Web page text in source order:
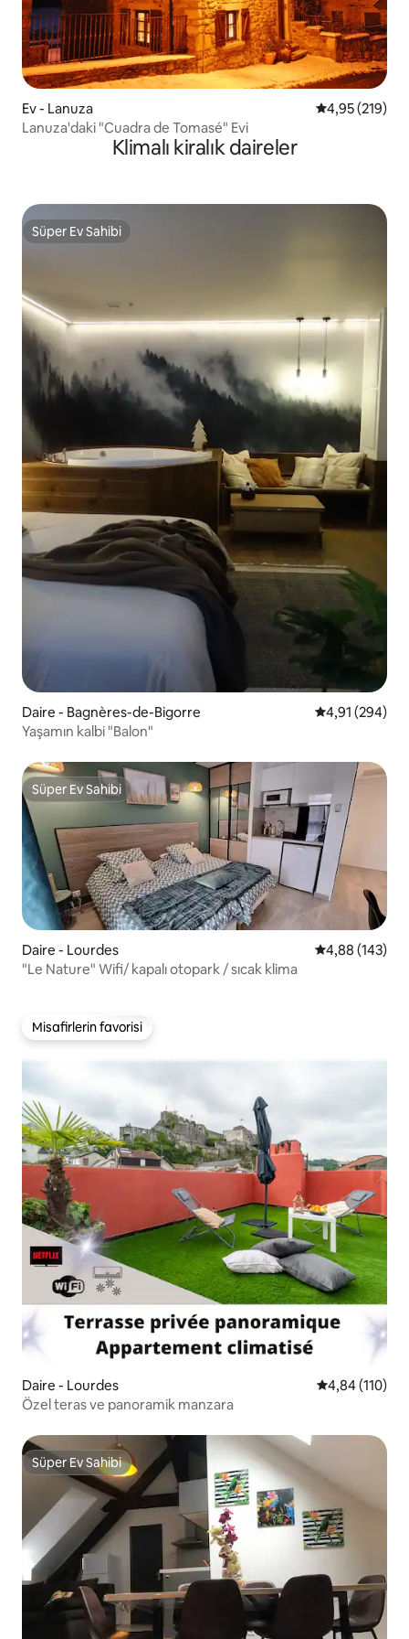
Ev - Lanuza 5 üzerinden
4,95 (219)
Lanuza'daki "Cuadra de Tomasé" Evi
Klimalı kiralık daireler
Süper Ev Sahibi
Süper Ev Sahibi
Daire - Bagnères-de-Bigorre 5 üzerinden
4,91 (294)
Yaşamın kalbi "Balon"
Süper Ev Sahibi
Süper Ev Sahibi
Daire - Lourdes 5 üzerinden
4,88 (143)
"Le Nature" Wifi/ kapalı otopark / sıcak klima
Misafirlerin favorisi
Misafirlerin favorisi
Daire - Lourdes 5 üzerinden
4,84 (110)
Özel teras ve panoramik manzara
Süper Ev Sahibi
Süper Ev Sahibi